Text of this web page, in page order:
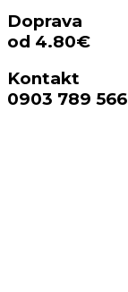
Doprava
od 4.80€
Kontakt
0903 789 566